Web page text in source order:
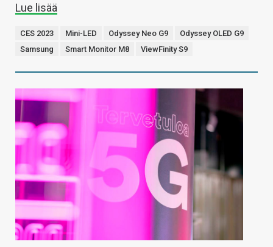
Lue lisää
CES 2023 Mini-LED Odyssey Neo G9
Odyssey OLED G9
Samsung
Smart Monitor M8 ViewFinity S9